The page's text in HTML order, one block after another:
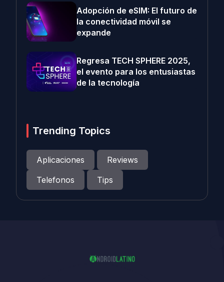
Adopción de eSIM: El futuro de
la conectividad móvil se
expande
Regresa TECH SPHERE 2025,
el evento para los entusiastas
de la tecnología
Trending Topics
Aplicaciones
Reviews
Telefonos
Tips